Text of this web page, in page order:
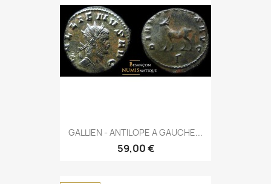
GALLIEN - ANTILOPE A GAUCHE...
59,00 €